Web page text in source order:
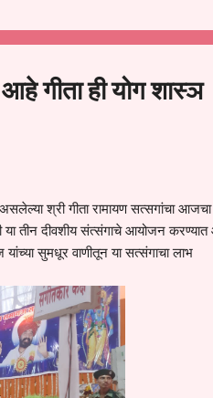
गीता ही योग शास्ञ
श्री गीता रामायण सत्सगांचा आजचा
या तीन दीवशीय संत्संगाचे आयोजन
सुमधूर वाणीतून या सत्संगाचा लाभ